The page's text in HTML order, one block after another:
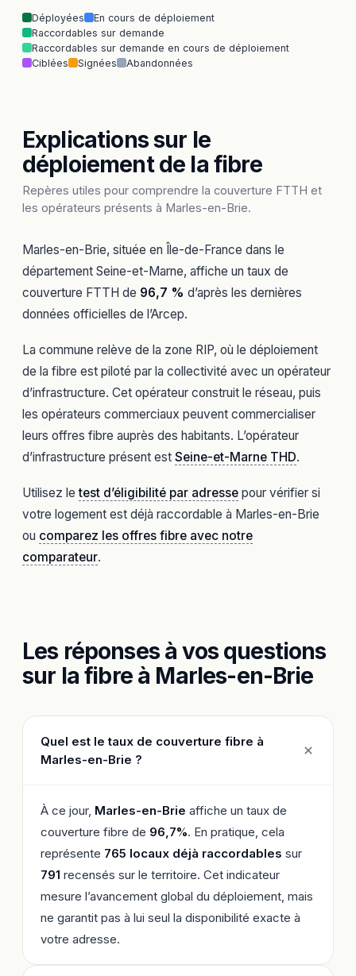
Déployées
En cours de déploiement
Raccordables sur demande
Raccordables sur demande en cours de déploiement
Ciblées
Signées Abandonnées
Explications sur le
déploiement de la fibre
Repères utiles pour comprendre la couverture FTTH et
les opérateurs présents à Marles-en-Brie.
Marles-en-Brie, située en Île-de-France dans le
département Seine-et-Marne, affiche un taux de
couverture FTTH de 96,7 % d’après les dernières
données officielles de l’Arcep.
La commune relève de la zone RIP, où le déploiement
de la fibre est piloté par la collectivité avec un opérateur
d’infrastructure. Cet opérateur construit le réseau, puis
les opérateurs commerciaux peuvent commercialiser
leurs offres fibre auprès des habitants. L’opérateur
d’infrastructure présent est Seine-et-Marne THD.
Utilisez letest d’éligibilité par adresse pour vérifier si
votre logement est déjà raccordable à Marles-en-Brie
ou comparez les offres fibre avec notre
comparateur.
Les réponses à vos questions
sur la fibre à Marles-en-Brie
Quel est le taux de couverture fibre à
Marles-en-Brie ?
À ce jour, Marles-en-Brie affiche un taux de
couverture fibre de 96,7%. En pratique, cela
représente 765 locaux déjà raccordables sur
791 recensés sur le territoire. Cet indicateur
mesure l’avancement global du déploiement, mais
ne garantit pas à lui seul la disponibilité exacte à
votre adresse.